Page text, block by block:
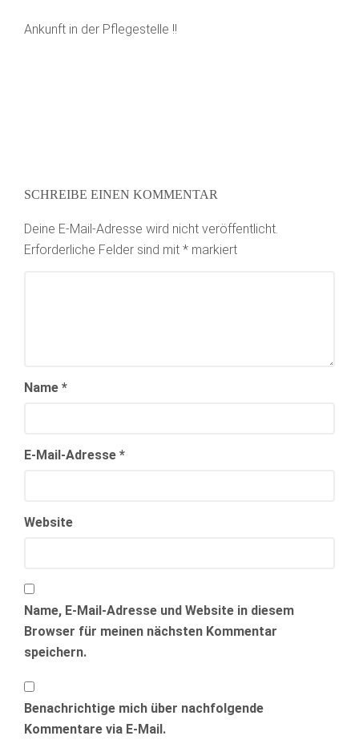
Ankunft in der Pflegestelle !!
SCHREIBE EINEN KOMMENTAR
Deine E-Mail-Adresse wird nicht veröffentlicht.
Erforderliche Felder sind mit * markiert
Name *
E-Mail-Adresse *
Website
Name, E-Mail-Adresse und Website in diesem
Browser für meinen nächsten Kommentar
speichern.
Benachrichtige mich über nachfolgende
Kommentare via E-Mail.